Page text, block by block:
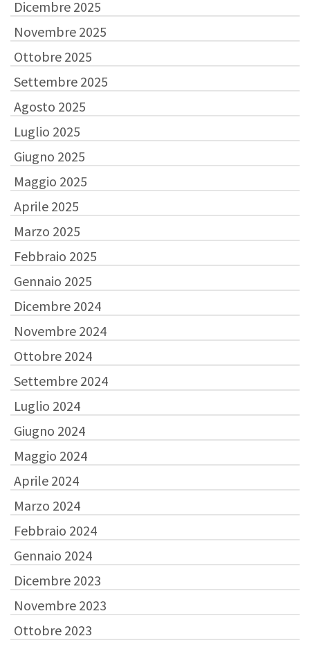
Dicembre 2025
Novembre 2025
Ottobre 2025
Settembre 2025
Agosto 2025
Luglio 2025
Giugno 2025
Maggio 2025
Aprile 2025
Marzo 2025
Febbraio 2025
Gennaio 2025
Dicembre 2024
Novembre 2024
Ottobre 2024
Settembre 2024
Luglio 2024
Giugno 2024
Maggio 2024
Aprile 2024
Marzo 2024
Febbraio 2024
Gennaio 2024
Dicembre 2023
Novembre 2023
Ottobre 2023